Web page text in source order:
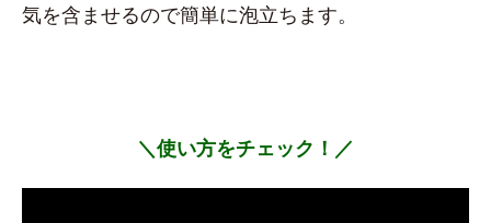
気を含ませるので簡単に泡立ちます。
＼使い方をチェック！／